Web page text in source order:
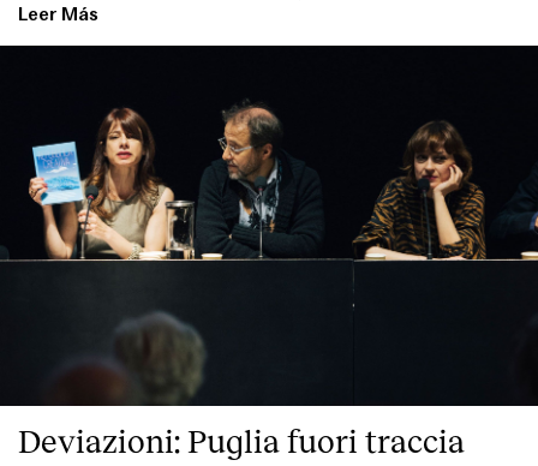
Leer Más
Deviazioni: Puglia fuori traccia